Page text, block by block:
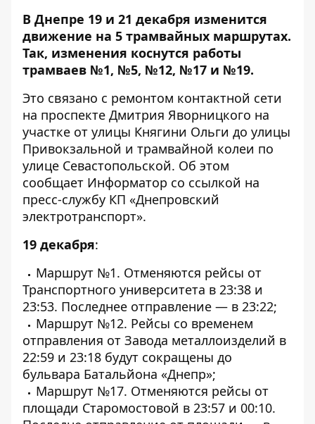
В Днепре 19 и 21 декабря изменится
движение на 5 трамвайных маршрутах.
Так, изменения коснутся работы
трамваев №1, №5, №12, №17 и №19.
Это связано с ремонтом контактной сети
на проспекте Дмитрия Яворницкого на
участке от улицы Княгини Ольги до улицы
Привокзальной и трамвайной колеи по
улице Севастопольской. Об этом
сообщает Информатор со ссылкой на
пресс-службу КП «Днепровский
электротранспорт».
19 декабря:
Маршрут №1. Отменяются рейсы от
Транспортного университета в 23:38 и
23:53. Последнее отправление — в 23:22;
Маршрут №12. Рейсы со временем
отправления от Завода металлоизделий в
22:59 и 23:18 будут сокращены до
бульвара Батальйона «Днепр»;
Маршрут №17. Отменяются рейсы от
площади Старомостовой в 23:57 и 00:10.